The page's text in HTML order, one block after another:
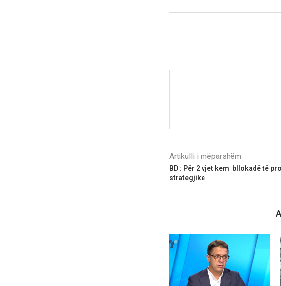
Artikulli i mëparshëm
BDI: Për 2 vjet kemi bllokadë të
strategjike